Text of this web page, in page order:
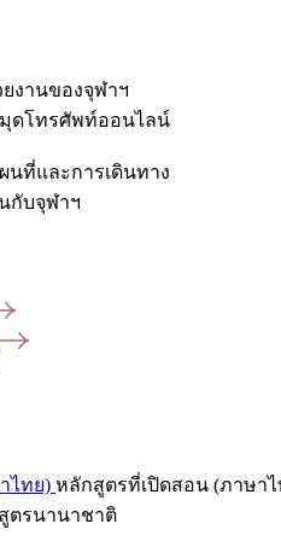
งานของจุฬาฯ
ดโทรศัพท์ออนไลน์
นที่และการเดินทาง
กับจุฬาฯ
ไทย) หลักสูตรที่เปิดสอน (ภาษาไ
ตรนานาชาติ